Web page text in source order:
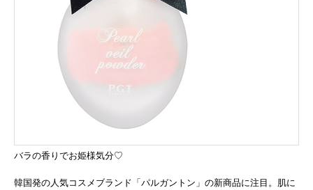
バラの香りでお姫様気分♡
韓国発の人気コスメブランド「パルガントン」の新商品に注目。肌に